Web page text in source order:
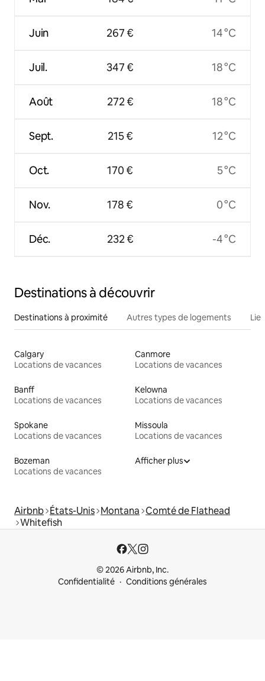
Juin
Juil.
Août
Sept.
Oct.
Nov.
Déc.
267 €
347 €
272 €
215 €
170 €
178 €
232 €
14 °C
18 °C
18 °C
12 °C
5 °C
0 °C
-4 °C
Destinations à découvrir
Destinations à proximité Autres types de logements
Calgary
Locations de vacances
Canmore
Locations de vacances
Banff
Locations de vacances
Kelowna
Locations de vacances
Spokane
Locations de vacances
Missoula
Locations de vacances
Bozeman
Locations de vacances
Afficher plus
Airbnb États-Unis Montana Comté de Flathead
Whitefish
© 2026 Airbnb, Inc.
Confidentialité
Conditions générales